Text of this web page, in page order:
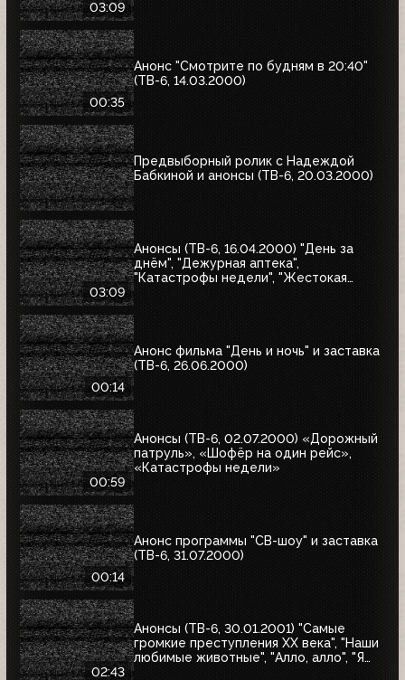
03:09
00:35
Анонс "Смотрите по будням в 20:40"
(ТВ-6, 14.03.2000)
Предвыборный ролик с Надеждой
Бабкиной и анонсы (ТВ-6, 20.03.2000)
03:09
Анонсы (ТВ-6, 16.04.2000) "День за
днём", "Дежурная аптека",
"Катастрофы недели", "Жестокая
00:14
Анонс фильма "День и ночь" и заставка
(ТВ-6, 26.06.2000)
00:59
Анонсы (ТВ-6, 02.07.2000) «Дорожный
патруль», «Шофёр на один рейс»,
«Катастрофы недели»
00:14
Анонс программы "СВ-шоу" и заставка
(ТВ-6, 31.07.2000)
02:43
Анонсы (ТВ-6, 30.01.2001) "Самые
громкие преступления XX века", "Наши
любимые животные", "Алло, алло", "Я